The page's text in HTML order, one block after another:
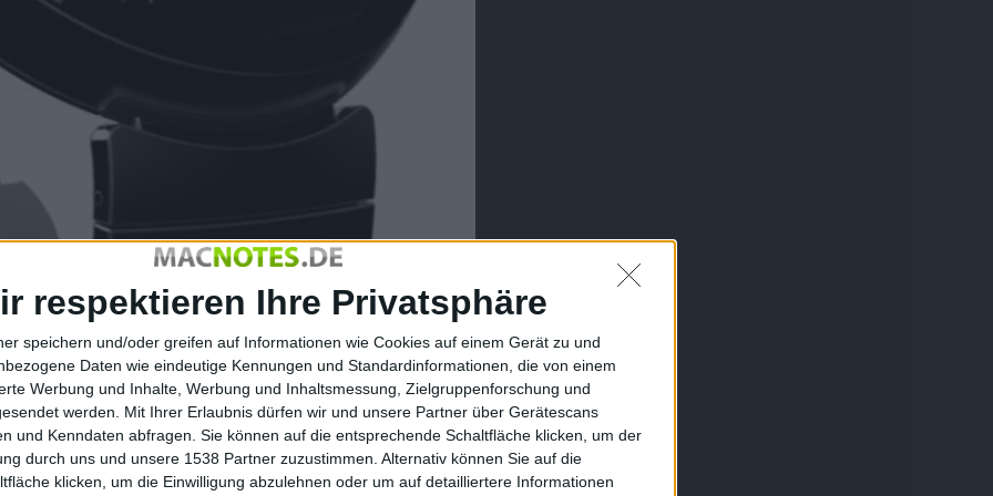
respektieren Ihre Privatsphäre
speichern und/oder greifen auf Informationen wie Cookies auf einem Gerät zu und
Daten wie eindeutige Kennungen und Standardinformationen, die von einem
Werbung und Inhalte, Werbung und Inhaltsmessung, Zielgruppenforschung und
werden.
Mit Ihrer Erlaubnis dürfen wir und unsere Partner über Gerätescans
und Kenndaten abfragen. Sie können auf die entsprechende Schaltfläche klicken, um der
durch uns und unsere 1538 Partner zuzustimmen. Alternativ können Sie auf die
klicken, um die Einwilligung abzulehnen oder um auf detailliertere Informationen